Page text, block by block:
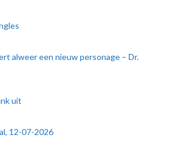
alweer een nieuw personage – Dr.
uit
12-07-2026